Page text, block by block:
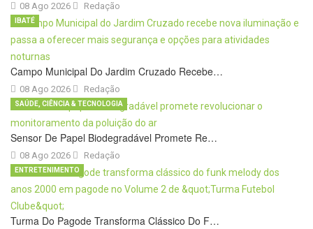
08 Ago 2026 Redação
Campo Municipal Do Jardim Cruzado Recebe…
08 Ago 2026
IBATÉ
Redação
Sensor De Papel Biodegradável Promete Re…
08 Ago 2026
SAÚDE, CIÊNCIA & TECNOLOGIA
Redação
Turma Do Pagode Transforma Clássico Do F…
ENTRETENIMENTO